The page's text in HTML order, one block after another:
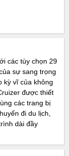
các tùy chọn 29
sự sang trọng
kỳ vĩ của không
được thiết
các trang bị
đi du lịch,
dài đầy